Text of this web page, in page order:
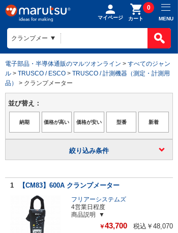
マイページ カート
0
MENU
電子部品・半導体通販のマルツオンライン > すべてのジャン
ル > TRUSCO / ESCO > TRUSCO / 計測機器（測定・計測用
品）
> クランプメーター
並び替え：
絞り込み条件
1 【CM83】600A クランプメーター
フリアーシステムズ
4営業日程度
商品説明
￥43,700 税込￥48,070